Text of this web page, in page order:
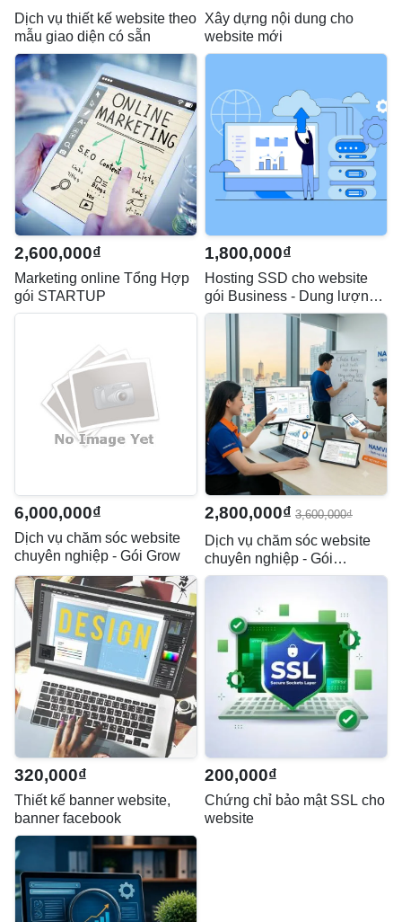
Dịch vụ thiết kế website theo
mẫu giao diện có sẵn
Xây dựng nội dung cho
website mới
2,600,000₫
Marketing online Tổng Hợp
gói STARTUP
1,800,000₫
Hosting SSD cho website
gói Business - Dung lượng
3GB
6,000,000₫
Dịch vụ chăm sóc website
chuyên nghiệp - Gói Grow
2,800,000₫ 3,600,000₫
Dịch vụ chăm sóc website
chuyên nghiệp - Gói
Maintain
320,000₫
Thiết kế banner website,
banner facebook
200,000₫
Chứng chỉ bảo mật SSL cho
website